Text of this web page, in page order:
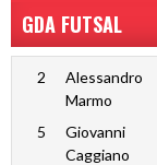
GDA FUTSAL
2
Alessandro
Marmo
5
Giovanni
Caggiano